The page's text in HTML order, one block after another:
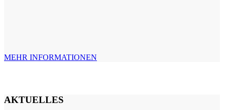
MEHR INFORMATIONEN
AKTUELLES